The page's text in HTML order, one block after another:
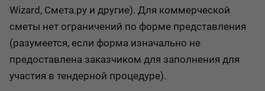
Wizard, Смета.ру и другие). Для коммерческой
сметы нет ограничений по форме представления
(разумеется, если форма изначально не
предоставлена заказчиком для заполнения для
участия в тендерной процедуре).